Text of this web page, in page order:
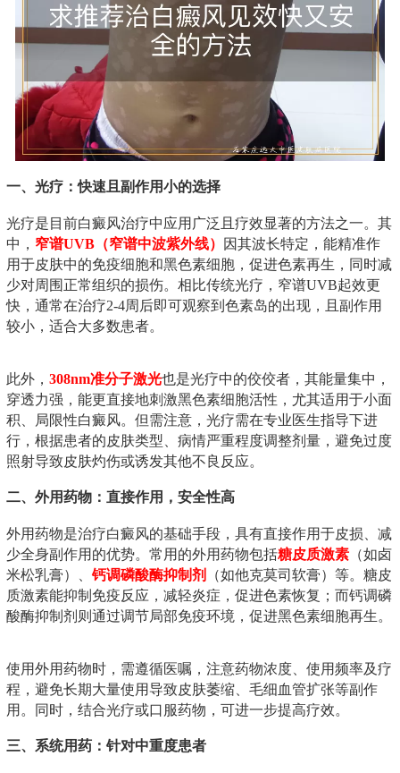
一、光疗：快速且副作用小的选择
光疗是目前白癜风治疗中应用广泛且疗效显著的方法之一。其
中， 窄谱UVB（窄谱中波紫外线）
因其波长特定，能精准作
用于皮肤中的免疫细胞和黑色素细胞，促进色素再生，同时减
少对周围正常组织的损伤。相比传统光疗，窄谱UVB起效更
快，通常在治疗2-4周后即可观察到色素岛的出现，且副作用
较小，适合大多数患者。
此外， 308nm准分子激光也是光疗中的佼佼者，其能量集中，
穿透力强，能更直接地刺激黑色素细胞活性，尤其适用于小面
积、局限性白癜风。但需注意，光疗需在专业医生指导下进
行，根据患者的皮肤类型、病情严重程度调整剂量，避免过度
照射导致皮肤灼伤或诱发其他不良反应。
二、外用药物：直接作用，安全性高
外用药物是治疗白癜风的基础手段，具有直接作用于皮损、减
少全身副作用的优势。常用的外用药物包括糖皮质激素 （如卤
米松乳膏）、 钙调磷酸酶抑制剂
（如他克莫司软膏）等。糖皮
质激素能抑制免疫反应，减轻炎症，促进色素恢复；而钙调磷
酸酶抑制剂则通过调节局部免疫环境，促进黑色素细胞再生。
使用外用药物时，需遵循医嘱，注意药物浓度、使用频率及疗
程，避免长期大量使用导致皮肤萎缩、毛细血管扩张等副作
用。同时，结合光疗或口服药物，可进一步提高疗效。
三、系统用药：针对中重度患者